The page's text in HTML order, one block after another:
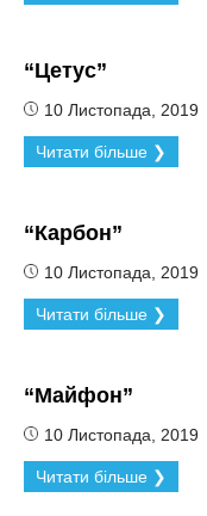
“Цетус”
10 Листопада, 2019
Читати більше ❯
“Карбон”
10 Листопада, 2019
Читати більше ❯
“Майфон”
10 Листопада, 2019
Читати більше ❯